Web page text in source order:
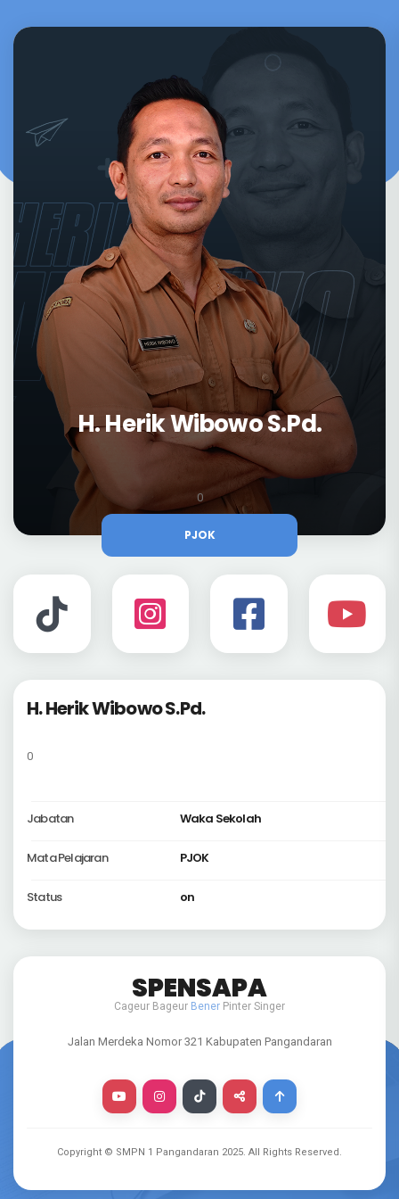
H. Herik Wibowo S.Pd.
0
PJOK
H. Herik Wibowo S.Pd.
0
Jabatan Waka Sekolah
Mata Pelajaran PJOK
Status on
SPENSAPA
Cageur Bageur Bener Pinter Singer
Jalan Merdeka Nomor 321 Kabupaten Pangandaran
Copyright © SMPN 1 Pangandaran 2025. All Rights Reserved.